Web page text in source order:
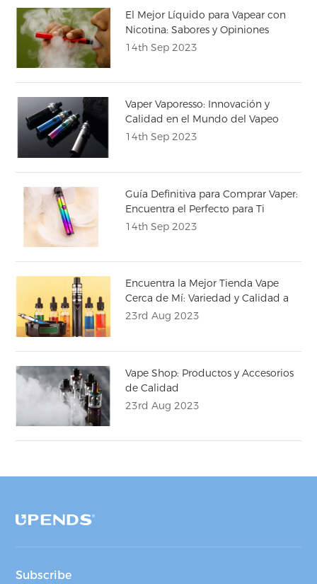
El Mejor Líquido para Vapear con
Nicotina: Sabores y Opiniones
14th Sep 2023
Vaper Vaporesso: Innovación y
Calidad en el Mundo del Vapeo
14th Sep 2023
Guía Definitiva para Comprar Vaper:
Encuentra el Perfecto para Ti
14th Sep 2023
Encuentra la Mejor Tienda Vape
Cerca de Mí: Variedad y Calidad a
tu Alcance
23rd Aug 2023
Vape Shop: Productos y Accesorios
de Calidad
23rd Aug 2023
Subscribe